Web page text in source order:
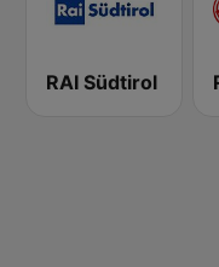
RAI Südtirol